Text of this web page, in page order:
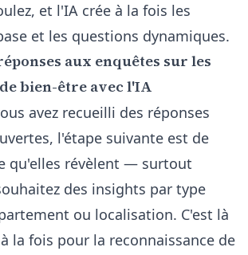
et l'IA crée à la fois les
et les questions dynamiques.
aux enquêtes sur les
bien-être avec l'IA
avez recueilli des réponses
l'étape suivante est de
qu'elles révèlent — surtout
des insights par type
ou localisation. C'est là
la fois pour la reconnaissance de